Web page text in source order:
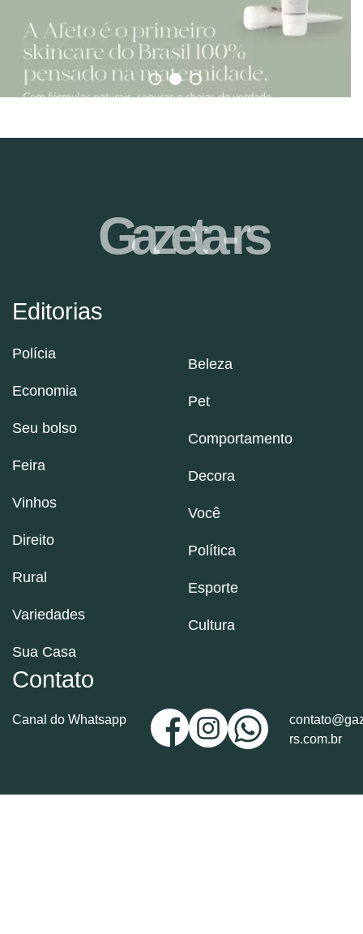
Editorias
Polícia
Economia
Seu bolso
Feira
Vinhos
Direito
Rural
Variedades
Sua Casa
Beleza
Pet
Comportamento
Decora
Você
Política
Esporte
Cultura
Contato
Canal do Whatsapp
rs.com.br
Gazeta-rs